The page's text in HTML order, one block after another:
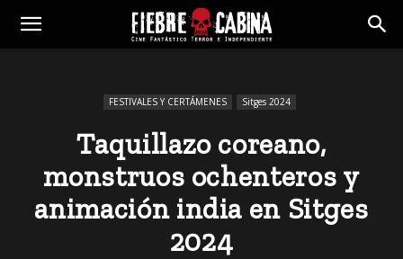
FESTIVALES Y CERTÁMENES Sitges 2024
Taquillazo coreano,
monstruos ochenteros y
animación india en Sitges
2024